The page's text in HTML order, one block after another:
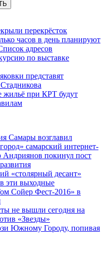
перекрёсток
часов в день планируют
адресов
по выставке
представят
жильё при КРТ будут
Самары возглавил
самарский интернет-
Андриянов покинул пост
«столярный десант»
эти выходные
Сойер Фест-2016» в
не вышли сегодня на
«Звезды»
Южному Городу, попивая